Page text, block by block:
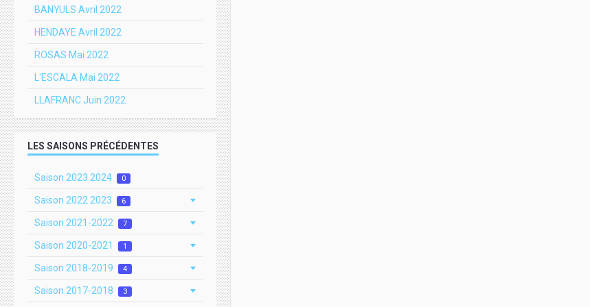
BANYULS Avril 2022
HENDAYE Avril 2022
ROSAS Mai 2022
L'ESCALA Mai 2022
LLAFRANC Juin 2022
LES SAISONS PRÉCÉDENTES
Saison 2023 2024 0
Saison 2022 2023 6
Saison 2021-2022 7
Saison 2020-2021 1
Saison 2018-2019 4
Saison 2017-2018 3